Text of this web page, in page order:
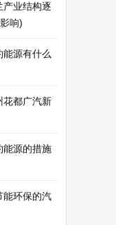
产业结构逐
响)
源有什么
花都广汽新
能源的措施
能环保的汽